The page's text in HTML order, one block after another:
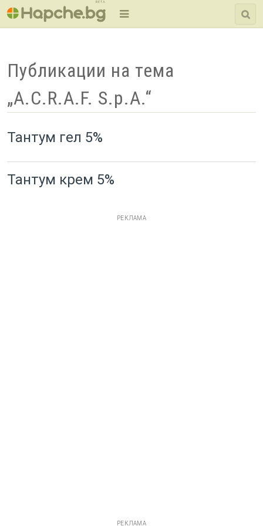
BETA
Публикации на тема
„A.C.R.A.F. S.p.A.“
Тантум гел 5%
Тантум крем 5%
РЕКЛАМА
РЕКЛАМА